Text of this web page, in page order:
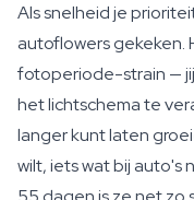
Als snelheid je
autoflowers gekeken.
fotoperiode-strain —
het lichtschema te
langer kunt laten
wilt, iets wat bij auto's